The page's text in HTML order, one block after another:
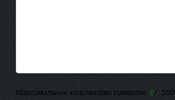
Максимальное количество символов: 0/ 500